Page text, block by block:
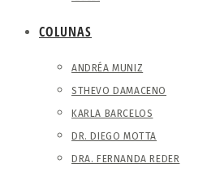
COLUNAS
ANDRÉA MUNIZ
STHEVO DAMACENO
KARLA BARCELOS
DR. DIEGO MOTTA
DRA. FERNANDA REDER